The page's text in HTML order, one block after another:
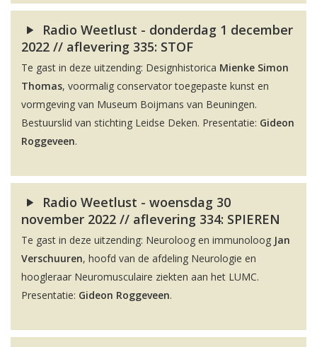
Radio Weetlust - donderdag 1 december
2022 // aflevering 335: STOF
Te gast in deze uitzending: Designhistorica Mienke Simon
Thomas, voormalig conservator toegepaste kunst en
vormgeving van Museum Boijmans van Beuningen.
Bestuurslid van stichting Leidse Deken. Presentatie: Gideon
Roggeveen.
Radio Weetlust - woensdag 30
november 2022 // aflevering 334: SPIEREN
Te gast in deze uitzending: Neuroloog en immunoloog Jan
Verschuuren, hoofd van de afdeling Neurologie en
hoogleraar Neuromusculaire ziekten aan het LUMC.
Presentatie: Gideon Roggeveen.